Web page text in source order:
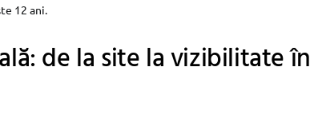
12 ani.
de la site la vizibilitate în